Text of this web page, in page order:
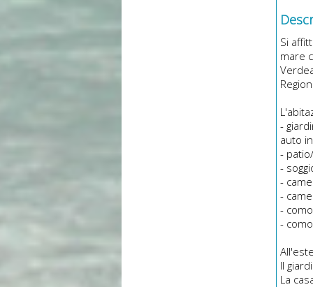
Si
mare
-
auto
-
-
-
-
-
-
Il
La